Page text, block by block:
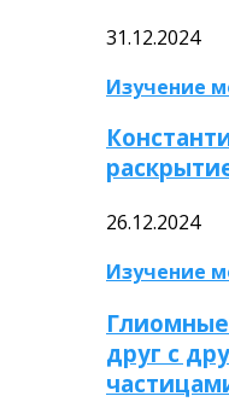
31.12.2024
Изучение
26.12.2024
Изучение
друг с